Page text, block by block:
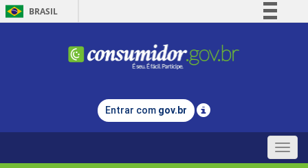
BRASIL
Comunica BR
Legislação
Entrar com gov.br
Toggle